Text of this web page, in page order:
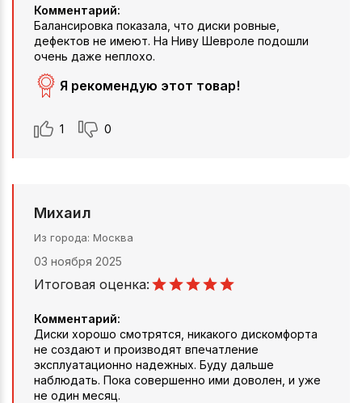
Комментарий:
Балансировка показала, что диски ровные,
дефектов не имеют. На Ниву Шевроле подошли
очень даже неплохо.
Я рекомендую этот товар!
1 0
Михаил
Из города Москва
03 ноября 2025
Итоговая оценка:
Комментарий:
Диски хорошо смотрятся, никакого дискомфорта
не создают и производят впечатление
эксплуатационно надежных. Буду дальше
наблюдать. Пока совершенно ими доволен, и уже
не один месяц.